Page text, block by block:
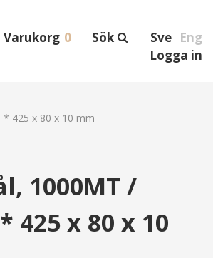
Sve Eng
Sök
Varukorg 0
Logga in
425 x 80 x 10 mm
1000MT /
x 80 x 10